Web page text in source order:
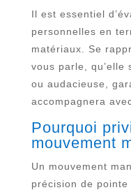
Il est essentiel
personnelles en
matériaux. Se
vous parle, qu’elle
ou audacieuse,
accompagnera
Pourquoi
mouvement
Un mouvement
précision de